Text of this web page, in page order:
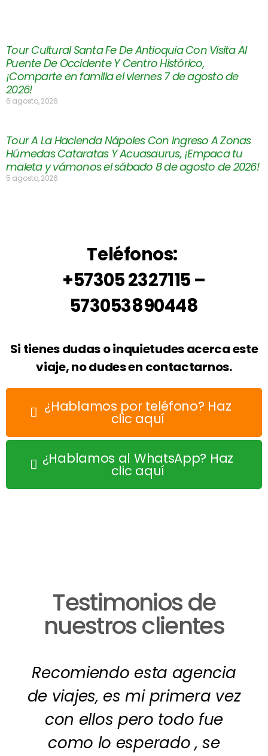
Tour Cultural Santa Fe De Antioquia Con Visita Al
Puente De Occidente Y Centro Histórico,
¡Comparte en familia el viernes 7 de agosto de
2026!
6 agosto, 2026
Tour A La Hacienda Nápoles Con Ingreso A Zonas
Húmedas Cataratas Y Acuasaurus, ¡Empaca tu
maleta y vámonos el sábado 8 de agosto de 2026!
5 agosto, 2026
Teléfonos:
+57305 2327115 –
573053890448
Si tienes dudas o inquietudes acerca este
viaje, no dudes en contactarnos.
¿Hablamos por teléfono? Haz
clic aquí
¿Hablamos al WhatsApp? Haz
clic aquí
Testimonios de
nuestros clientes
Recomiendo esta agencia
de viajes, es mi primera vez
con ellos pero todo fue
como lo esperado , se